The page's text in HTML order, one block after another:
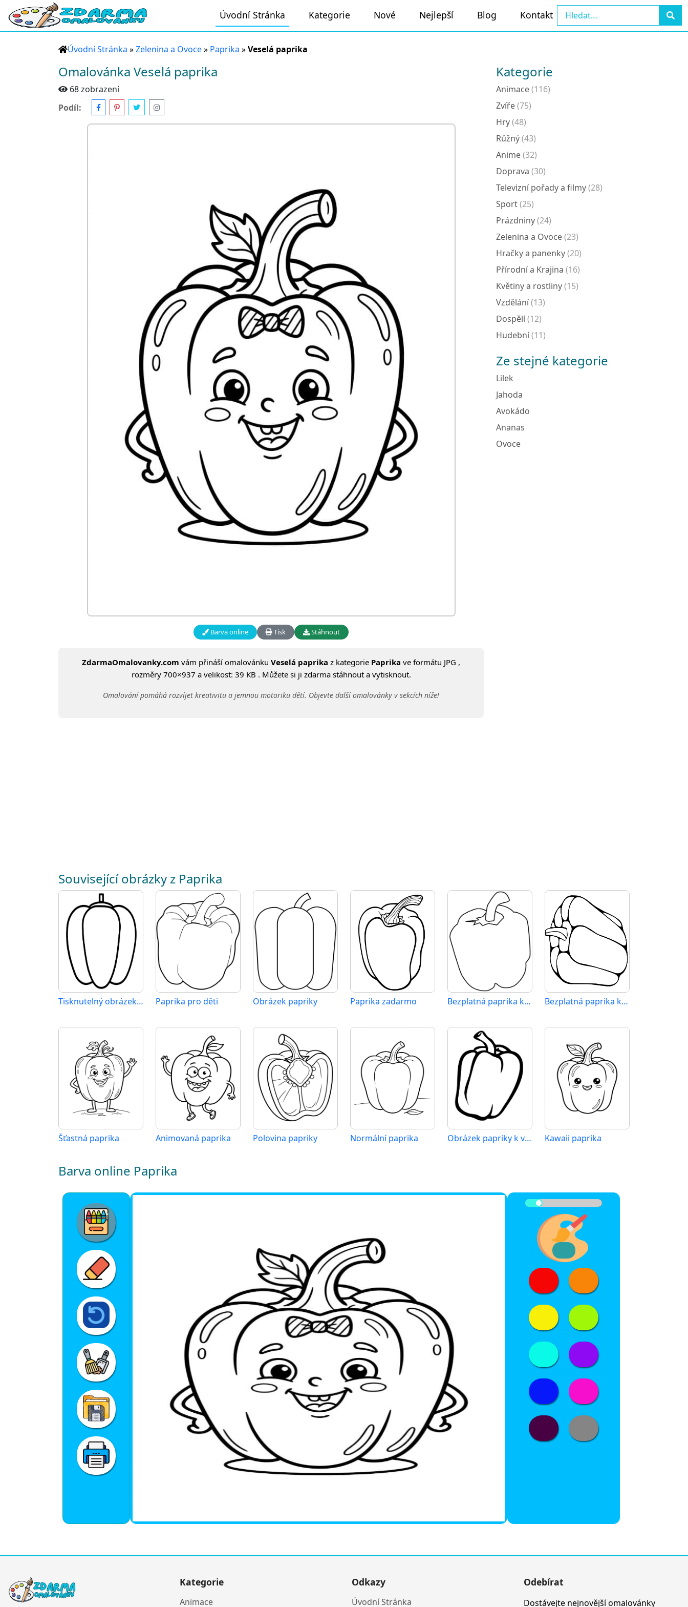
Úvodní Stránka Kategorie Nové Nejlepší Blog Kontakt
Úvodní Stránka »Zelenina a Ovoce» Paprika »Veselá paprika
Omalovánka Veselá paprika
68 zobrazení
Podíl:
Barva online Tisk Stáhnout
ZdarmaOmalovanky.com vám přináší omalovánku Veselá paprika z kategorie Paprika ve formátu JPG ,
rozměry 700×937 a velikost: 39 KB . Můžete si ji zdarma stáhnout a vytisknout.
Omalování pomáhá rozvíjet kreativitu a jemnou motoriku dětí. Objevte další omalovánky v sekcích níže!
Kategorie
Animace(116)
Zvíře(75)
Hry(48)
Růžný(43)
Anime(32)
Doprava (30)
Televizní pořady a filmy(28)
Sport(25)
Prázdniny(24)
Zelenina a Ovoce(23)
Hračky a panenky(20)
Přírodní a Krajina (16)
Květiny a rostliny(15)
Vzdělání(13)
Dospělí(12)
Hudební(11)
Ze stejné kategorie
Lilek
Jahoda
Avokádo
Ananas
Ovoce
Související obrázky z Paprika
Tisknutelný obrázek papriky Paprika pro děti Obrázek papriky Paprika zadarmo Bezplatná paprika k tisku Bezplatná paprika k vytisknutí
Šťastná paprika Animovaná paprika Polovina papriky Normální paprika Obrázek papriky k vytištění Kawaii paprika
Barva online Paprika
Kategorie
Animace
Odkazy
Úvodní Stránka
Odebírat
Dostávejte nejnovější omalovánky